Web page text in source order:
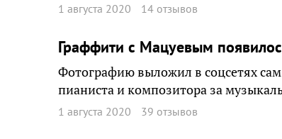
1 августа 2020 14 отзывов
Граффити с Мацуевым
Фотографию выложил в соцсетях
пианиста и композитора за
1 августа 2020 39 отзывов